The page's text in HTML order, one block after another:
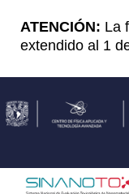
ATENCIÓN: La
extendido al 1